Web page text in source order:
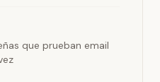
que prueban email